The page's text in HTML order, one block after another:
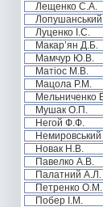
Лещенко С.А.
Луценко І.С.
Макар’ян Д.Б.
Мамчур Ю.В.
Матіос М.В.
Мацола Р.М.
Мельниченко
Мушак О.П.
Негой Ф.Ф.
Новак Н.В.
Павелко А.В.
Палатний А.Л.
Петренко О.М.
Побер І.М.